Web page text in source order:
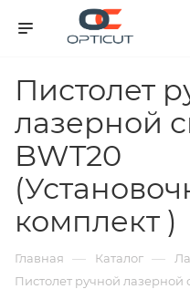
Пистолет
лазерной
BWT20
комплект )
Главная — Каталог —
Пистолет ручной лазерной